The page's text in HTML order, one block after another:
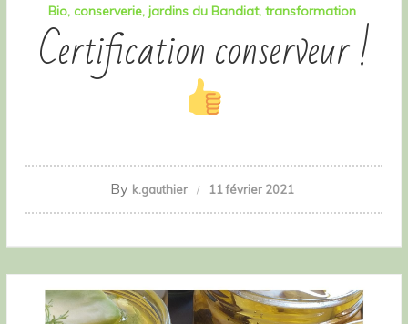
Bio conserverie jardins du Bandiat transformation
Certification conserveur !
By k.gauthier 11 février 2021